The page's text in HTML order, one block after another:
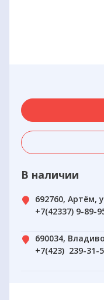
В наличии
692760, Артём,
+7(42337) 9-89-
690034,
+7(423) 239-31-